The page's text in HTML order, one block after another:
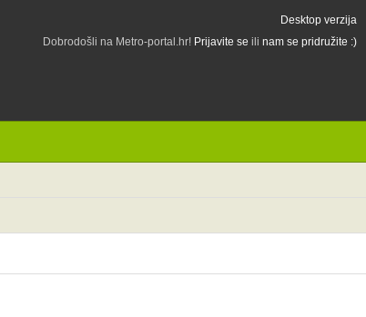
Desktop verzija
Dobrodošli na Metro-portal.hr! Prijavite se ili nam se pridružite :)